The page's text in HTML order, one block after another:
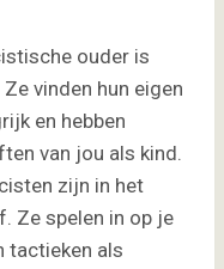
ouder is
vinden hun eigen
en hebben
van jou als kind.
zijn in het
Ze spelen in op je
tactieken als